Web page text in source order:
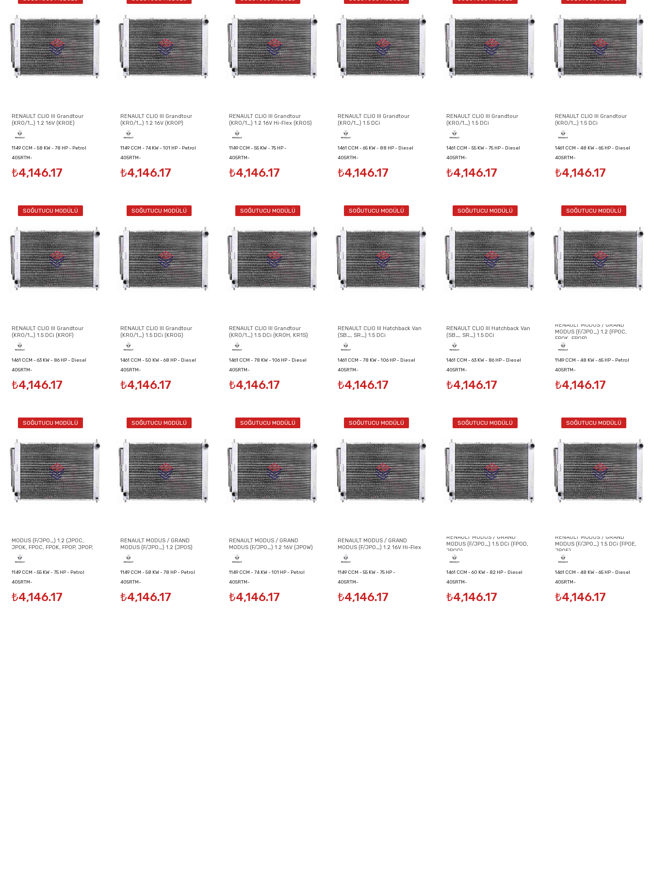
RENAULT CLIO III Grandtour
(KR0/1_) 1.2 16V (KR0E)
1149 CCM - 58 KW - 78 HP - Petrol
405RTM-
8200134606/8200149953/8200289181
₺4,146.17
RENAULT CLIO III Grandtour
(KR0/1_) 1.2 16V (KR0P)
1149 CCM - 74 KW - 101 HP - Petrol
405RTM-
8200134606/8200149953/8200289181
₺4,146.17
RENAULT CLIO III Grandtour
(KR0/1_) 1.2 16V Hi-Flex (KR0S)
1149 CCM - 55 KW - 75 HP -
Petrol/Ethanol
405RTM-
8200134606/8200149953/8200289181
₺4,146.17
RENAULT CLIO III Grandtour
(KR0/1_) 1.5 DCi
1461 CCM - 65 KW - 88 HP - Diesel
405RTM-
8200134606/8200149953/8200289181
₺4,146.17
RENAULT CLIO III Grandtour
(KR0/1_) 1.5 DCi
1461 CCM - 55 KW - 75 HP - Diesel
405RTM-
8200134606/8200149953/8200289181
₺4,146.17
RENAULT CLIO III Grandtour
(KR0/1_) 1.5 DCi
1461 CCM - 48 KW - 65 HP - Diesel
405RTM-
8200134606/8200149953/8200289181
₺4,146.17
SOĞUTUCU MODÜLÜ
RENAULT CLIO III Grandtour
(KR0/1_) 1.5 DCi (KR0F)
1461 CCM - 63 KW - 86 HP - Diesel
405RTM-
8200134606/8200149953/8200289181
₺4,146.17
SOĞUTUCU MODÜLÜ
RENAULT CLIO III Grandtour
(KR0/1_) 1.5 DCi (KR0G)
1461 CCM - 50 KW - 68 HP - Diesel
405RTM-
8200134606/8200149953/8200289181
₺4,146.17
SOĞUTUCU MODÜLÜ
RENAULT CLIO III Grandtour
(KR0/1_) 1.5 DCi (KR0H, KR1S)
1461 CCM - 78 KW - 106 HP - Diesel
405RTM-
8200134606/8200149953/8200289181
₺4,146.17
SOĞUTUCU MODÜLÜ
RENAULT CLIO III Hatchback Van
(SB_, SR_) 1.5 DCi
1461 CCM - 78 KW - 106 HP - Diesel
405RTM-
8200134606/8200149953/8200289181
₺4,146.17
SOĞUTUCU MODÜLÜ
RENAULT CLIO III Hatchback Van
(SB_, SR_) 1.5 DCi
1461 CCM - 63 KW - 86 HP - Diesel
405RTM-
8200134606/8200149953/8200289181
₺4,146.17
SOĞUTUCU MODÜLÜ
RENAULT MODUS / GRAND
MODUS (F/JP0_) 1.2 (FP0C,
FP0K, FP0P)
1149 CCM - 48 KW - 65 HP - Petrol
405RTM-
8200134606/8200149953/8200289181
₺4,146.17
SOĞUTUCU MODÜLÜ
MODUS (F/JP0_) 1.2 (JP0C,
JP0K, FP0C, FP0K, FP0P, JP0P,
JP0T)
1149 CCM - 55 KW - 75 HP - Petrol
405RTM-
8200134606/8200149953/8200289181
₺4,146.17
SOĞUTUCU MODÜLÜ
RENAULT MODUS / GRAND
MODUS (F/JP0_) 1.2 (JP0S)
1149 CCM - 58 KW - 78 HP - Petrol
405RTM-
8200134606/8200149953/8200289181
₺4,146.17
SOĞUTUCU MODÜLÜ
RENAULT MODUS / GRAND
MODUS (F/JP0_) 1.2 16V (JP0W)
1149 CCM - 74 KW - 101 HP - Petrol
405RTM-
8200134606/8200149953/8200289181
₺4,146.17
SOĞUTUCU MODÜLÜ
RENAULT MODUS / GRAND
MODUS (F/JP0_) 1.2 16V Hi-Flex
1149 CCM - 55 KW - 75 HP -
Petrol/Ethanol
405RTM-
8200134606/8200149953/8200289181
₺4,146.17
SOĞUTUCU MODÜLÜ
RENAULT MODUS / GRAND
MODUS (F/JP0_) 1.5 DCi (FP0D,
JP0D)
1461 CCM - 60 KW - 82 HP - Diesel
405RTM-
8200134606/8200149953/8200289181
₺4,146.17
SOĞUTUCU MODÜLÜ
RENAULT MODUS / GRAND
MODUS (F/JP0_) 1.5 DCi (FP0E,
JP0E)
1461 CCM - 48 KW - 65 HP - Diesel
405RTM-
8200134606/8200149953/8200289181
₺4,146.17